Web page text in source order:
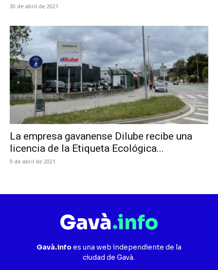
30 de abril de 2021
La empresa gavanense Dilube recibe una
licencia de la Etiqueta Ecológica...
9 de abril de 2021
Gavà.infoes una web independiente de la
ciudad de Gavà.